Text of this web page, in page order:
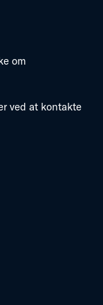
om
ved at kontakte